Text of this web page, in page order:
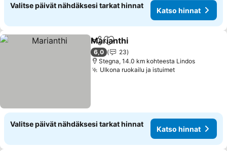
Valitse päivät nähdäksesi tarkat hinnat
Katso hinnat
Jaa Lisää suosikkeihin
Marianthi
6,0
23
Stegna, 14.0 km kohteesta Lindos
Ulkona ruokailu ja istuimet
Valitse päivät nähdäksesi tarkat hinnat
Katso hinnat